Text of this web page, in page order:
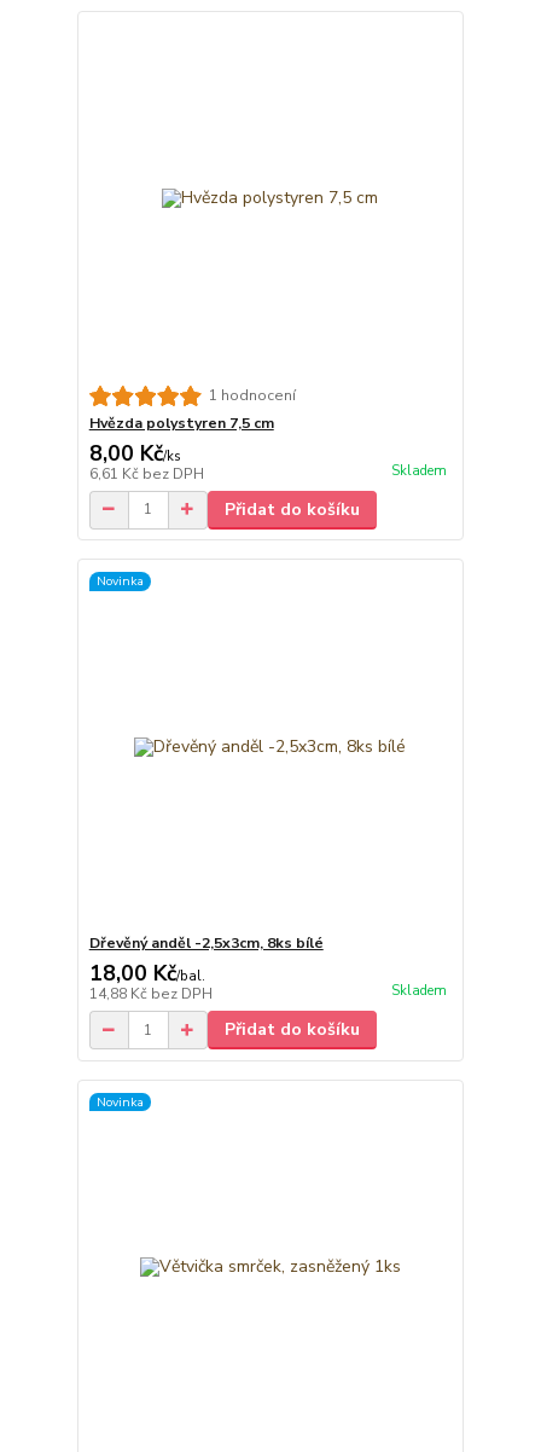
1 hodnocení
Hvězda polystyren 7,5 cm
8,00 Kč/ks
6,61 Kč bez DPH Skladem
Přidat do košíku
Novinka
Dřevěný anděl -2,5x3cm, 8ks bílé
18,00 Kč/bal.
14,88 Kč bez DPH Skladem
Přidat do košíku
Novinka